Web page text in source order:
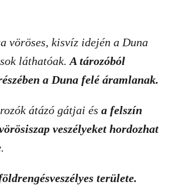
vöröses, kisvíz idején a Duna
láthatóak. A tározóból
a Duna felé áramlanak.
átázó gátjai és a felszín
veszélyeket hordozhat
.
területe.